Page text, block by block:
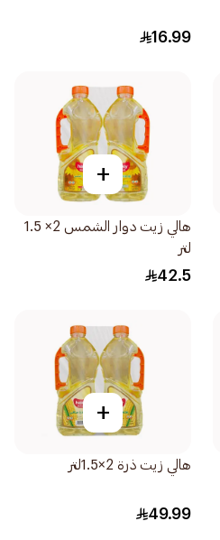
16.99
+
هالي زيت دوار الشمس 2× 1.5
لتر
42.5
+
هالي زيت ذرة 2×1.5لتر
49.99